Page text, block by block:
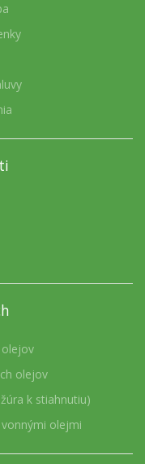
olejov
olejov
k stiahnutiu)
olejmi